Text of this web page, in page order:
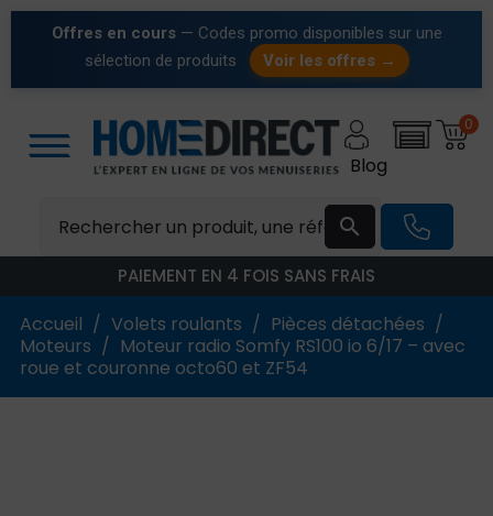
Offres en cours — Codes promo disponibles sur une
sélection de produits
Voir les offres →

0
Blog
PAIEMENT EN 4 FOIS SANS FRAIS
Accueil Volets roulants
Pièces détachées
Moteurs
Moteur radio Somfy RS100 io 6/17 – avec
roue et couronne octo60 et ZF54